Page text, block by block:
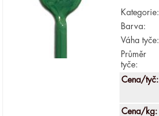
Kategorie:
Barva:
Váha tyče:
Průměr
tyče:
Cena/tyč:
Cena/kg: